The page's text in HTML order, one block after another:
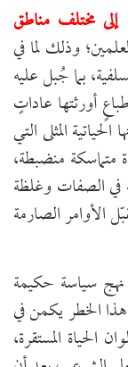
إلى مختلف مناطق
وذلك لما في
بما جُبل عليه
أورثتها عاداتٍ
المثلى التي
منضبطة،
الصفات وغلظة
الأوامر الصارمة
نهج سياسة حكيمة
الخطر يكمن في
المستقرة،